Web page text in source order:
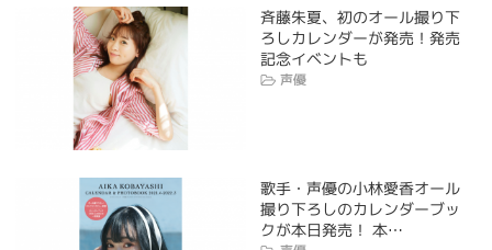
斉藤朱夏、初のオール撮り下
ろしカレンダーが発売！発売
記念イベントも
声優
歌手・声優の小林愛香オール
撮り下ろしのカレンダーブッ
クが本日発売！ 本…